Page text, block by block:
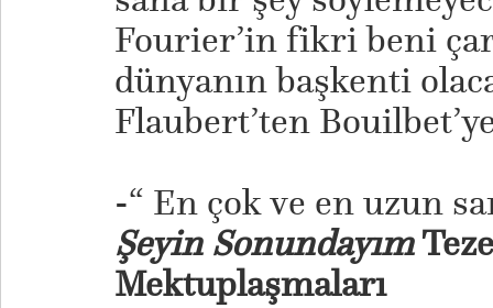
Fourier’in fikri beni
dünyanın başkenti
Flaubert’ten
-“ En çok ve en uzun
Şeyin Sonundayım
Mektuplaşmaları